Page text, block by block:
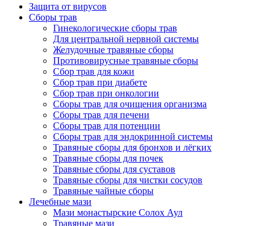
Защита от вирусов
Сборы трав
Гинекологические сборы трав
Для центральной нервной системы
Желудочные травяные сборы
Противовирусные травяные сборы
Сбор трав для кожи
Сбор трав при диабете
Сбор трав при онкологии
Сборы трав для очищения организма
Сборы трав для печени
Сборы трав для потенции
Сборы трав для эндокринной системы
Травяные сборы для бронхов и лёгких
Травяные сборы для почек
Травяные сборы для суставов
Травяные сборы для чистки сосудов
Травяные чайные сборы
Лечебные мази
Мази монастырские Солох Аул
Травяные мази